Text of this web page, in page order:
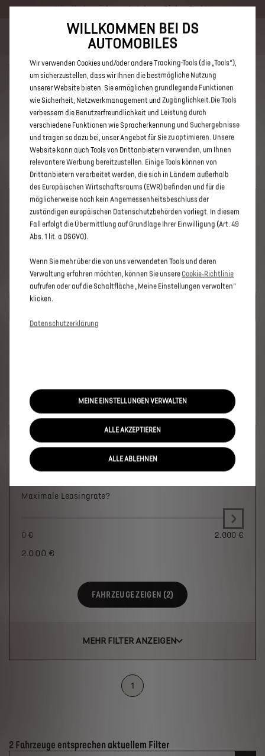
Händlerbereich von Autohaus Bleker GmbH
Bis zu 6.000 € staatliche Förderprämie für E-Autos und Plug-In-
Hybride. Mehr erfahren >>
ENTDECKEN SIE ALLE DS 7 UND
DS 7 CROSSBACK VON
AUTOHAUS BLEKER GMBH
UM DIESE GOOGLE MAPS-KARTE ANZUZEIGEN, AKZEPTIEREN
COOKIES.
Welches Fahrzeug?
×
Maximale Leasingrate?
0 € 2.000 €
2.000 €
FAHRZEUGE ZEIGEN (2)
MEHR FILTER ANZEIGEN
1
Suchergebnisse
2 Fahrzeuge entsprechen aktuellem Filter
WILLKOMMEN BEI DS
AUTOMOBILES
Wir verwenden Cookies und/oder andere Tracking-Tools (die „Tools“),
um sicherzustellen, dass wir Ihnen die bestmögliche Nutzung
unserer Website bieten. Sie ermöglichen grundlegende Funktionen
wie Sicherheit, Netzwerkmanagement und Zugänglichkeit.Die Tools
verbessern die Benutzerfreundlichkeit und Leistung durch
verschiedene Funktionen wie Spracherkennung und Suchergebnisse
und tragen so dazu bei, unser Angebot für Sie zu optimieren. Unsere
Website kann auch Tools von Drittanbietern verwenden, um Ihnen
relevantere Werbung bereitzustellen. Einige Tools können von
Drittanbietern verarbeitet werden, die sich in Ländern außerhalb
des Europäischen Wirtschaftsraums (EWR) befinden und für die
möglicherweise noch kein Angemessenheitsbeschluss der
zuständigen europäischen Datenschutzbehörden vorliegt. In diesem
Fall erfolgt die Übermittlung auf Grundlage Ihrer Einwilligung (Art. 49
Abs. 1 lit. a DSGVO).
Wenn Sie mehr über die von uns verwendeten Tools und deren
Verwaltung erfahren möchten, können Sie unsere Cookie‑Richtlinie
aufrufen oder auf die Schaltfläche „Meine Einstellungen verwalten“
klicken.
Datenschutzerklärung
MEINE EINSTELLUNGEN VERWALTEN
ALLE AKZEPTIEREN
ALLE ABLEHNEN